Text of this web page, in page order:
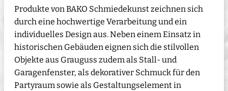
Produkte von BAKO Schmiedekunst zeichnen sich
durch eine hochwertige Verarbeitung und ein
individuelles Design aus. Neben einem Einsatz in
historischen Gebäuden eignen sich die stilvollen
Objekte aus Grauguss zudem als Stall- und
Garagenfenster, als dekorativer Schmuck für den
Partyraum sowie als Gestaltungselement in